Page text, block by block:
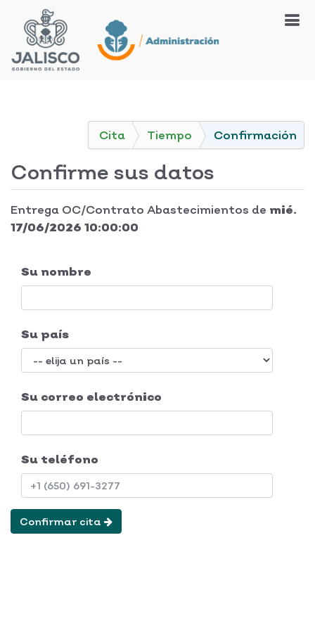
Cita Tiempo Confirmación
Confirme sus datos
Entrega OC/Contrato Abastecimientos de mié.
17/06/2026 10:00:00
Su nombre
Su país
Su correo electrónico
Su teléfono
Confirmar cita